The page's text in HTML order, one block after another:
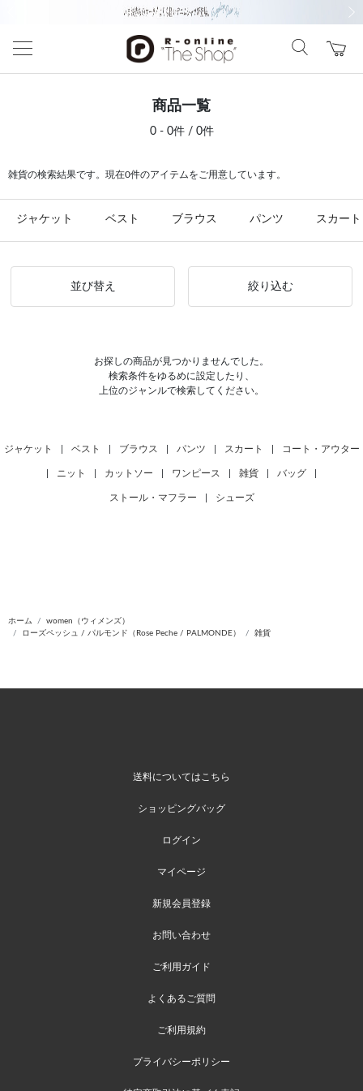
商品一覧
0 - 0件 / 0件
雑貨の検索結果です。現在0件のアイテムをご用意しています。
ジャケット ベスト ブラウス パンツ スカート
並び替え 絞り込む
お探しの商品が見つかりませんでした。
検索条件をゆるめに設定したり、
上位のジャンルで検索してください。
ジャケット ベスト ブラウス パンツ スカート コート・アウター
ニット カットソー ワンピース 雑貨 バッグ
ストール・マフラー シューズ
ホーム
women（ウィメンズ）
ローズペッシュ / パルモンド（Rose Peche / PALMONDE）
雑貨
送料についてはこちら
ショッピングバッグ
ログイン
マイページ
新規会員登録
お問い合わせ
ご利用ガイド
よくあるご質問
ご利用規約
プライバシーポリシー